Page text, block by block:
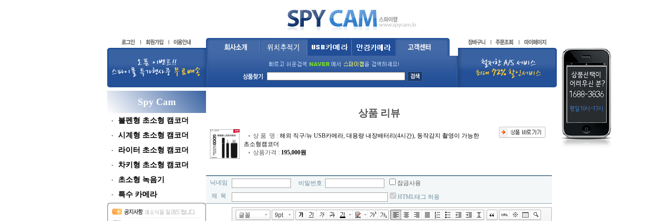
Spy Cam
볼펜형 초소형 캠코더
시계형 초소형 캠코더
라이터 초소형 캠코더
차키형 초소형 캠코더
초소형 녹음기
특수 카메라
상품 리뷰
상 품 명 : 해외 직구/뉴 USB카메라, 대용량 내장배터리(4시간), 동작감지 촬영이 가능한
초소형캠코더
상품가격 : 195,000원
닉네임 비밀번호
잠금사용
제 목
HTML태그 허용